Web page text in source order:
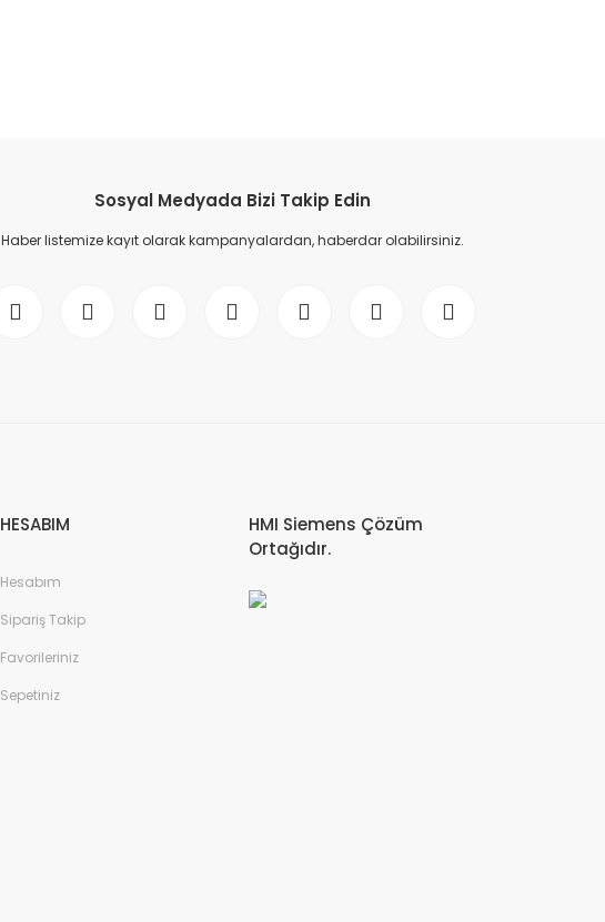
Sosyal Medyada Bizi Takip Edin
Haber listemize kayıt olarak kampanyalardan, haberdar olabilirsiniz.
HESABIM
Hesabım
Sipariş Takip
Favorileriniz
Sepetiniz
HMI Siemens Çözüm
Ortağıdır.